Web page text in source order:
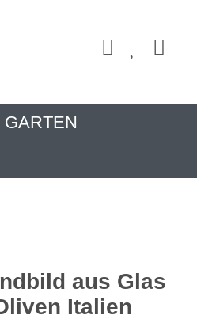
GARTEN
aus Glas
Italien